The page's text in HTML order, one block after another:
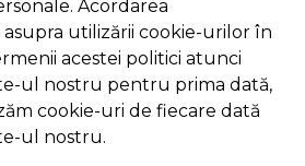
Acordarea
utilizării cookie-urilor în
acestei politici atunci
ul nostru pentru prima dată,
cookie-uri de fiecare dată
ul nostru.